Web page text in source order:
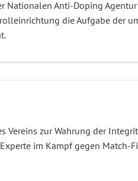
Nationalen Anti-Doping Agentur
die Aufgabe der
Vereins zur Wahrung der
Experte im Kampf gegen